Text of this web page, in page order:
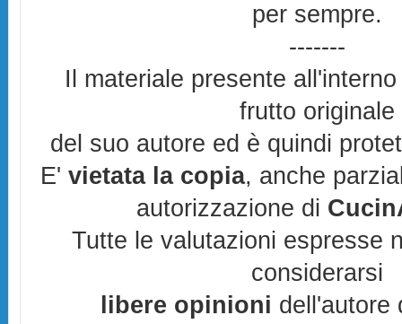
per sempre.
-------
Il materiale presente
frutto originale
del suo autore ed è quindi
E'vietata la copia, anche
autorizzazione di
Tutte le valutazioni espresse
considerarsi
libere opinioni dell'autore